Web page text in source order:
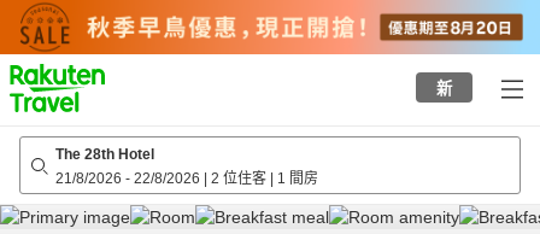
to
top
page
新
The 28th Hotel
21/8/2026 - 22/8/2026 | 2 位住客 | 1 間房